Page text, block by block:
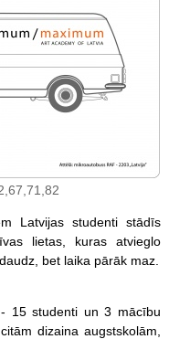
Latvijas studenti stādīs
lietas, kuras atvieglo
bet laika pārāk maz.
15 studenti un 3 mācību
dizaina augstskolām,